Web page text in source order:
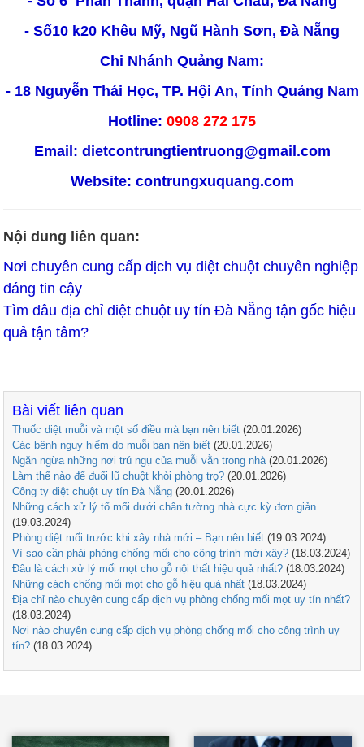
- Số10 k20 Khêu Mỹ, Ngũ Hành Sơn, Đà Nẵng
Chi Nhánh Quảng Nam:
- 18 Nguyễn Thái Học, TP. Hội An, Tỉnh Quảng Nam
Hotline: 0908 272 175
Email: dietcontrungtientruong@gmail.com
Website: contrungxuquang.com
Nội dung liên quan:
Nơi chuyên cung cấp dịch vụ diệt chuột chuyên nghiệp
đáng tin cậy
Tìm đâu địa chỉ diệt chuột uy tín Đà Nẵng tận gốc hiệu
quả tận tâm?
Bài viết liên quan
Thuốc diệt muỗi và một số điều mà bạn nên biết (20.01.2026)
Các bệnh nguy hiểm do muỗi bạn nên biết (20.01.2026)
Ngăn ngừa những nơi trú ngụ của muỗi vằn trong nhà(20.01.2026)
Làm thế nào để đuổi lũ chuột khỏi phòng trọ? (20.01.2026)
Công ty diệt chuột uy tín Đà Nẵng (20.01.2026)
Những cách xử lý tổ mối dưới chân tường nhà cực kỳ đơn giản
(19.03.2024)
Phòng diệt mối trước khi xây nhà mới – Bạn nên biết (19.03.2024)
Vì sao cần phải phòng chống mối cho công trình mới xây? (18.03.2024)
Đâu là cách xử lý mối mọt cho gỗ nội thất hiệu quả nhất? (18.03.2024)
Những cách chống mối mọt cho gỗ hiệu quả nhất (18.03.2024)
Địa chỉ nào chuyên cung cấp dịch vụ phòng chống mối mọt uy tín nhất?
(18.03.2024)
Nơi nào chuyên cung cấp dịch vụ phòng chống mối cho công trình uy
tín? (18.03.2024)